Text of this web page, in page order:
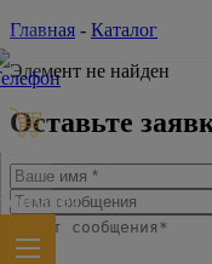
Главная - Каталог
Элемент не найден
Оставьте